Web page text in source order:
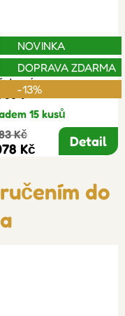
30%
NOVINKA
DOPRAVA ZDARMA
-13%
15 kusů
Kč
Kč Detail
do